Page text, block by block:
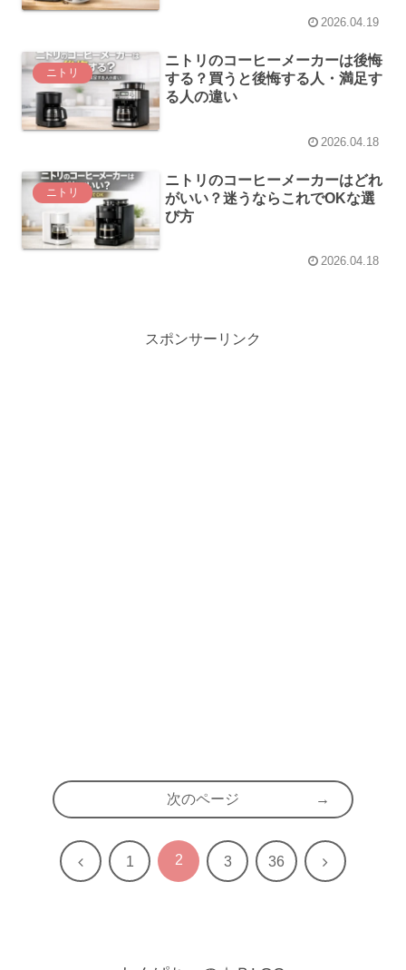
2026.04.19
ニトリ
ニトリのコーヒーメーカーは後悔
する？買うと後悔する人・満足す
る人の違い
2026.04.18
ニトリ
ニトリのコーヒーメーカーはどれ
がいい？迷うならこれでOKな選
び方
2026.04.18
スポンサーリンク
次のページ
前 1 2 3 36 次